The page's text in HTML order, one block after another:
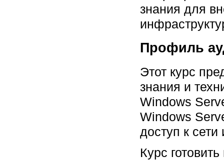
знания для
Профиль
Этот курс
знания и
Windows
Windows
доступ к
Курс